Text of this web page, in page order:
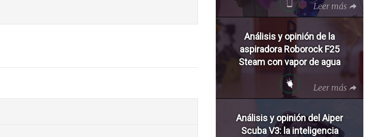
Leer más
Análisis y opinión de la
aspiradora Roborock F25
Steam con vapor de agua
Leer más
Análisis y opinión del Aiper
Scuba V3: la inteligencia